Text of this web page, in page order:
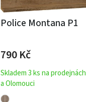
Police Montana P1
790Kč
Skladem 3 ks na
a Olomouci